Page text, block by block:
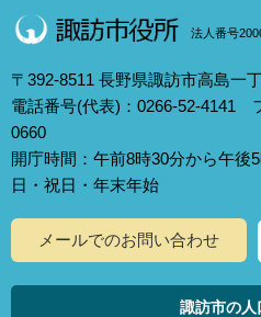
法人番号
〒392-8511 長野県諏訪市高島一
電話番号(代表)：0266-52-4141
0660
開庁時間：午前8時30分から午後
日・祝日・年末年始
メールでのお問い合わせ
諏訪市の人